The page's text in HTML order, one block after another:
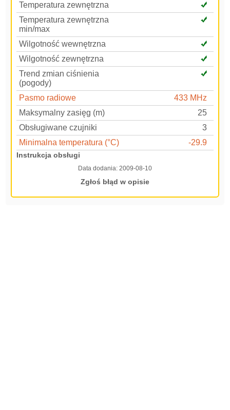
Temperatura zewnętrzna
Temperatura zewnętrzna
min/max
Wilgotność wewnętrzna
Wilgotność zewnętrzna
Trend zmian ciśnienia
(pogody)
Pasmo radiowe
433 MHz
Maksymalny zasięg (m)
25
Obsługiwane czujniki
3
Minimalna temperatura (°C)
-29.9
Instrukcja obsługi
Data dodania: 2009-08-10
Zgłoś błąd w opisie